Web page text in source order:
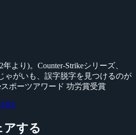
より)。Counter-Strikeシリーズ、
ゃがいも、誤字脱字を見つけるのが
ポーツアワード 功労賞受賞
アする